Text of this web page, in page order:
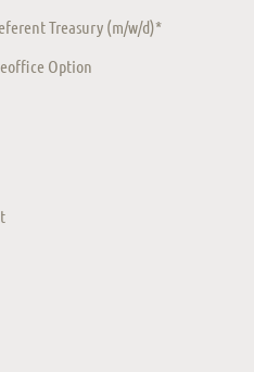
Treasury (m/w/d)*
Option